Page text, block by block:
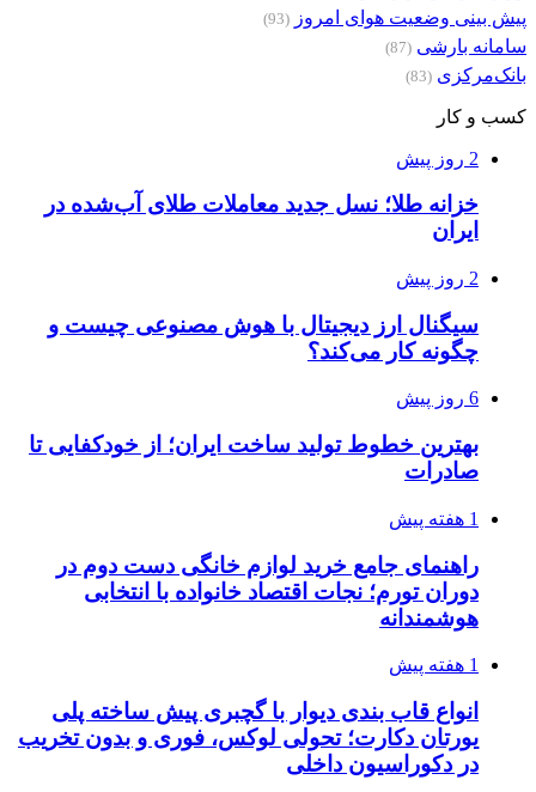
پیش بینی وضعیت هوای امروز (93)
سامانه بارشی (87)
بانک‌مرکزی (83)
کسب و کار
2 روز پیش
خزانه طلا؛ نسل جدید معاملات طلای آب‌شده در
ایران
2 روز پیش
سیگنال ارز دیجیتال با هوش مصنوعی چیست و
چگونه کار می‌کند؟
6 روز پیش
بهترین خطوط تولید ساخت ایران؛ از خودکفایی تا
صادرات
1 هفته پیش
راهنمای جامع خرید لوازم خانگی دست دوم در
دوران تورم؛ نجات اقتصاد خانواده با انتخابی
هوشمندانه
1 هفته پیش
انواع قاب بندی دیوار با گچبری پیش ساخته پلی
یورتان دکارت؛ تحولی لوکس، فوری و بدون تخریب
در دکوراسیون داخلی